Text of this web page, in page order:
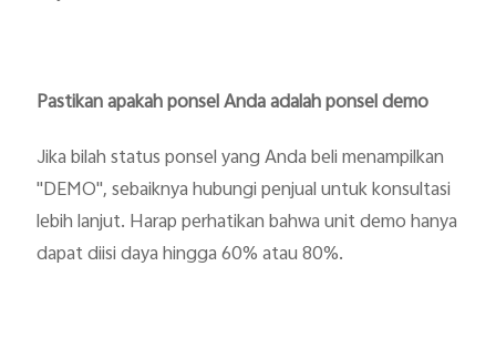
Pastikan apakah ponsel Anda adalah ponsel demo
Jika bilah status ponsel yang Anda beli menampilkan
"DEMO", sebaiknya hubungi penjual untuk konsultasi
lebih lanjut. Harap perhatikan bahwa unit demo hanya
dapat diisi daya hingga 60% atau 80%.